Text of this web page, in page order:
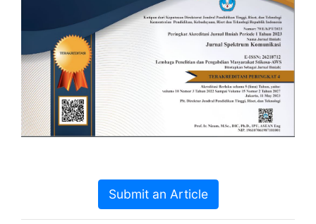
Submit an Article